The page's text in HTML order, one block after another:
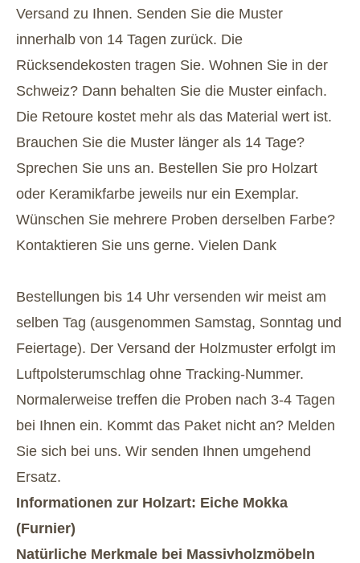
Versand zu Ihnen. Senden Sie die Muster
innerhalb von 14 Tagen zurück. Die
Rücksendekosten tragen Sie. Wohnen Sie in der
Schweiz? Dann behalten Sie die Muster einfach.
Die Retoure kostet mehr als das Material wert ist.
Brauchen Sie die Muster länger als 14 Tage?
Sprechen Sie uns an. Bestellen Sie pro Holzart
oder Keramikfarbe jeweils nur ein Exemplar.
Wünschen Sie mehrere Proben derselben Farbe?
Kontaktieren Sie uns gerne. Vielen Dank
Bestellungen bis 14 Uhr versenden wir meist am
selben Tag (ausgenommen Samstag, Sonntag und
Feiertage). Der Versand der Holzmuster erfolgt im
Luftpolsterumschlag ohne Tracking-Nummer.
Normalerweise treffen die Proben nach 3-4 Tagen
bei Ihnen ein. Kommt das Paket nicht an? Melden
Sie sich bei uns. Wir senden Ihnen umgehend
Ersatz.
Informationen zur Holzart: Eiche Mokka
(Furnier)
Natürliche Merkmale bei Massivholzmöbeln